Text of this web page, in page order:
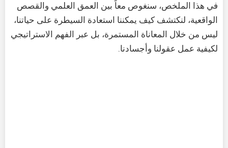
في هذا الملخص، سنغوص معاً بين العمق العلمي والقصص
الواقعية، لنكتشف كيف يمكننا استعادة السيطرة على حياتنا،
ليس من خلال المعاناة المستمرة، بل عبر الفهم الاستراتيجي
لكيفية عمل عقولنا وأجسادنا.